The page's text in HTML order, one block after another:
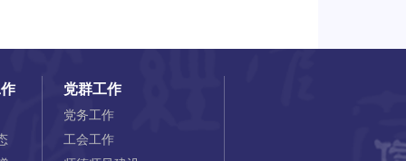
党群工作
党务工作
工会工作